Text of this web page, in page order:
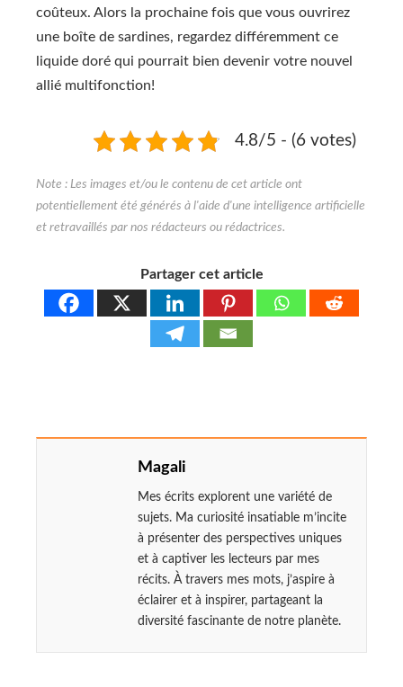
coûteux. Alors la prochaine fois que vous ouvrirez
une boîte de sardines, regardez différemment ce
liquide doré qui pourrait bien devenir votre nouvel
allié multifonction!
4.8/5 - (6 votes)
Partager cet article
Magali
Mes écrits explorent une variété de
sujets. Ma curiosité insatiable m’incite
à présenter des perspectives uniques
et à captiver les lecteurs par mes
récits. À travers mes mots, j’aspire à
éclairer et à inspirer, partageant la
diversité fascinante de notre planète.